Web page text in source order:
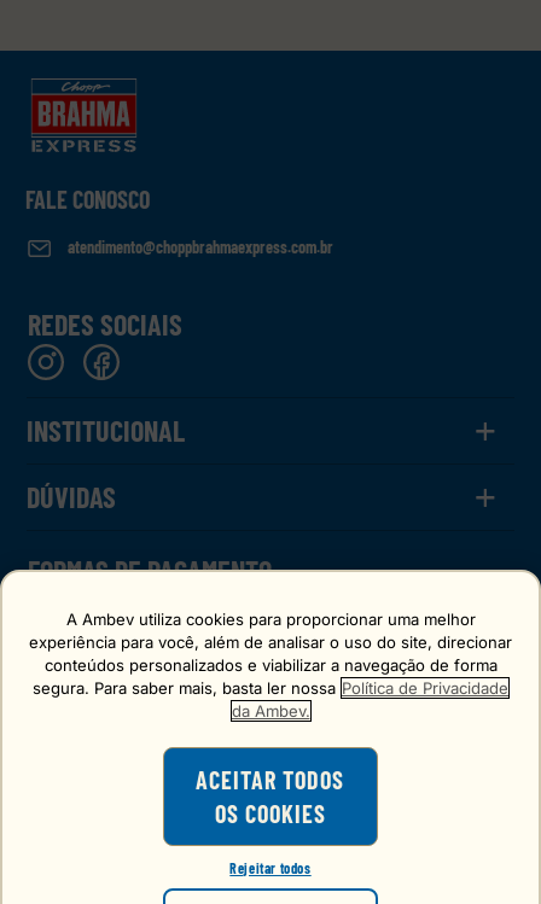
O consumo de bebidas alcoólicas é
proibido para menores de 18 anos.
VOCÊ TEM 18 ANOS OU MAIS?
FALE CONOSCO
atendimento@choppbrahmaexpress.com.br
REDES SOCIAIS
INSTITUCIONAL +
Calculadora
DÚVIDAS +
FAQ
FORMAS DE PAGAMENTO
SELO DE CONFIANÇA
A Ambev utiliza cookies para proporcionar uma melhor
experiência para você, além de analisar o uso do site, direcionar
conteúdos personalizados e viabilizar a navegação de forma
segura. Para saber mais, basta ler nossa Política de Privacidade
da Ambev.
ACEITAR TODOS
OS COOKIES
Rejeitar todos